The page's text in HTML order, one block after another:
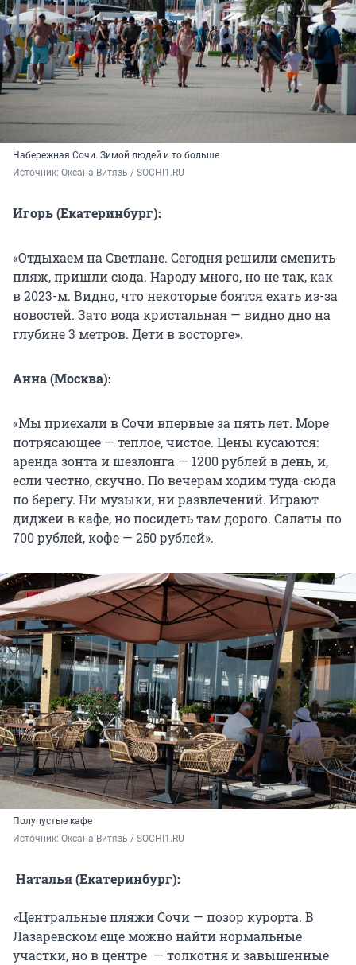
Набережная Сочи. Зимой людей и то больше
Источник: Оксана Витязь / SOCHI1.RU
Игорь (Екатеринбург):
«Отдыхаем на Светлане. Сегодня решили сменить
пляж, пришли сюда. Народу много, но не так, как
в 2023-м. Видно, что некоторые боятся ехать из-за
новостей. Зато вода кристальная — видно дно на
глубине 3 метров. Дети в восторге».
Анна (Москва):
«Мы приехали в Сочи впервые за пять лет. Море
потрясающее — теплое, чистое. Цены кусаются:
аренда зонта и шезлонга — 1200 рублей в день, и,
если честно, скучно. По вечерам ходим туда-сюда
по берегу. Ни музыки, ни развлечений. Играют
диджеи в кафе, но посидеть там дорого. Салаты по
700 рублей, кофе — 250 рублей».
Полупустые кафе
Источник: Оксана Витязь / SOCHI1.RU
Наталья (Екатеринбург):
«Центральные пляжи Сочи — позор курорта. В
Лазаревском еще можно найти нормальные
участки, но в центре — толкотня и завышенные